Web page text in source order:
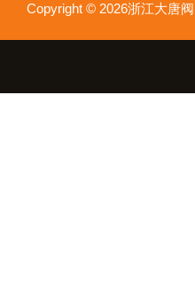
Copyright © 2026浙江大唐